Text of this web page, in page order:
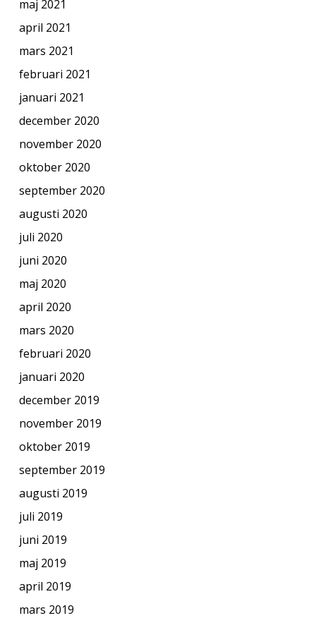
maj 2021
april 2021
mars 2021
februari 2021
januari 2021
december 2020
november 2020
oktober 2020
september 2020
augusti 2020
juli 2020
juni 2020
maj 2020
april 2020
mars 2020
februari 2020
januari 2020
december 2019
november 2019
oktober 2019
september 2019
augusti 2019
juli 2019
juni 2019
maj 2019
april 2019
mars 2019